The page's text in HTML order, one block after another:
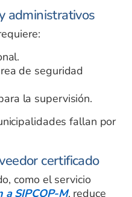
administrativos
de seguridad
la supervisión.
fallan por
certificado
como el servicio
a SIPCOP-M, reduce